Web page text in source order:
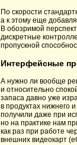
По скорости
а к этому еще
В обозримой
дискретные
пропускной
Интерфейсные
А нужно ли вообще
и относительно
запаса давно уже
в продуктах нижнего
получили даже при
но на практике нам
как раз при работе
внешних видеокарт